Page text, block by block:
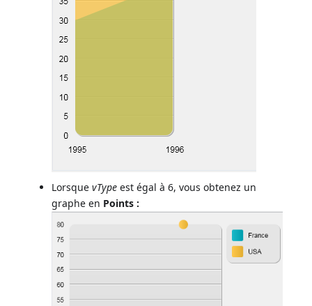
LorsquevType est égal à 6, vous obtenez un
graphe en Points :